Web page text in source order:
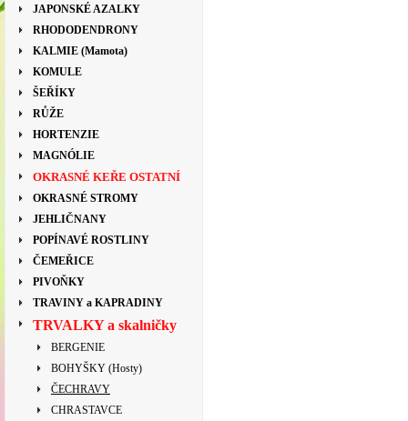
JAPONSKÉ AZALKY
RHODODENDRONY
KALMIE (Mamota)
KOMULE
ŠEŘÍKY
RŮŽE
HORTENZIE
MAGNÓLIE
OKRASNÉ KEŘE OSTATNÍ
OKRASNÉ STROMY
JEHLIČNANY
POPÍNAVÉ ROSTLINY
ČEMEŘICE
PIVOŇKY
TRAVINY a KAPRADINY
TRVALKY a skalničky
BERGENIE
BOHYŠKY (Hosty)
ČECHRAVY
CHRASTAVCE